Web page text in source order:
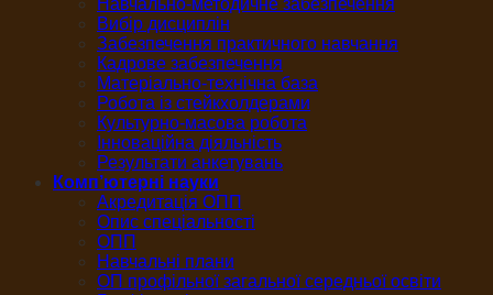
Вибір дисциплін
Забезпечення практичного навчання
Кадрове забезпечення
Матеріально-технічна база
Робота із стейкхолдерами
Культурно-масова робота
Інноваційна діяльність
Результати анкетувань
Комп’ютерні науки
Акредитація ОПП
Опис спеціальності
ОПП
Навчальні плани
ОП профільної загальної середньої освіти